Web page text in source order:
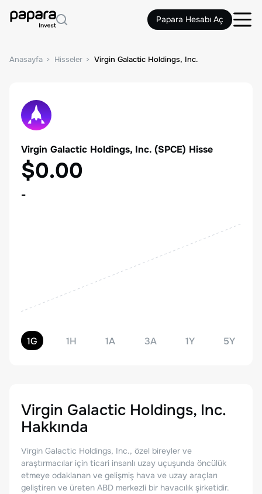
Papara Hesabı Aç
Anasayfa Hisseler Virgin Galactic Holdings, Inc.
Virgin Galactic Holdings, Inc. (SPCE) Hisse
$0.00
-
1G 1H 1A 3A 1Y 5Y
Virgin Galactic Holdings, Inc.
Hakkında
Virgin Galactic Holdings, Inc., özel bireyler ve
araştırmacılar için ticari insanlı uzay uçuşunda öncülük
etmeye odaklanan ve gelişmiş hava ve uzay araçları
geliştiren ve üreten ABD merkezli bir havacılık şirketidir.